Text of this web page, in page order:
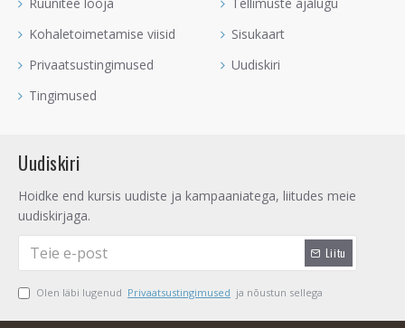
Kohaletoimetamise viisid
Privaatsustingimused
Tingimused
Sisukaart
Uudiskiri
Uudiskiri
Hoidke end kursis uudiste ja kampaaniatega, liitudes meie
uudiskirjaga.
Liitu
Olen läbi lugenud Privaatsustingimused ja nõustun sellega